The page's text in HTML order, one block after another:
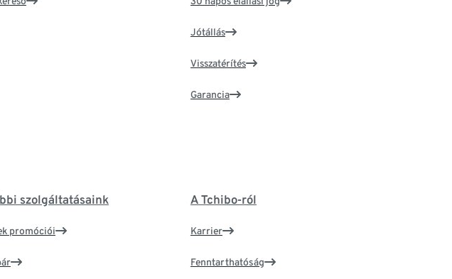
Jótállás
Visszatérítés
Garancia
szolgáltatásaink
promóciói
A Tchibo-ról
Karrier
Fenntarthatóság